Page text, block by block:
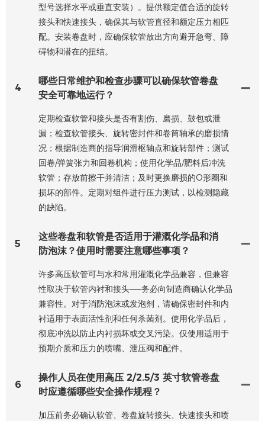
型号选择水平或垂直安装）。提供额定值合适的旋转
接头和快速接头，确保其与软管直径和额定压力相匹
配。安装卷盘时，应确保软管放出方向避开急弯、障
碍物和潜在的扭结。
4
哪些日常维护和检查步骤可以确保软管卷盘
安全可靠地运行？
定期检查软管和接头是否有割伤、磨损、鼓包或泄
漏；检查软管接头、旋转密封件和卷筒轴承的磨损情
况；根据制造商的指导润滑枢轴点和旋转部件；测试
回卷/弹簧张力和回卷机构；使用化学品/肥料后冲洗
软管；存放前擦干并清洁；及时更换磨损的O形圈和
损坏的部件。定期对组件进行压力测试，以检测隐藏
的缺陷。
5
这些卷盘和软管是否适用于灌溉化学品和消
防泡沫？使用时需要注意哪些事项？
许多高压软管可与水和常用灌溉化学品兼容，但兼容
性取决于软管内衬和接头——务必向制造商确认化学品
兼容性。对于消防泡沫或发泡剂，请确保密封件和内
衬适用于表面活性剂和任何杀菌剂。使用化学品后，
彻底冲洗以防止内衬损坏或交叉污染。仅使用适用于
预期介质和压力的喷嘴、泄压阀和配件。
6
操作人员在使用高压 2/2.5/3 英寸软管卷盘
时应遵循哪些安全操作规程？
加压前务必确认软管、卷盘旋转接头、快速接头和喷